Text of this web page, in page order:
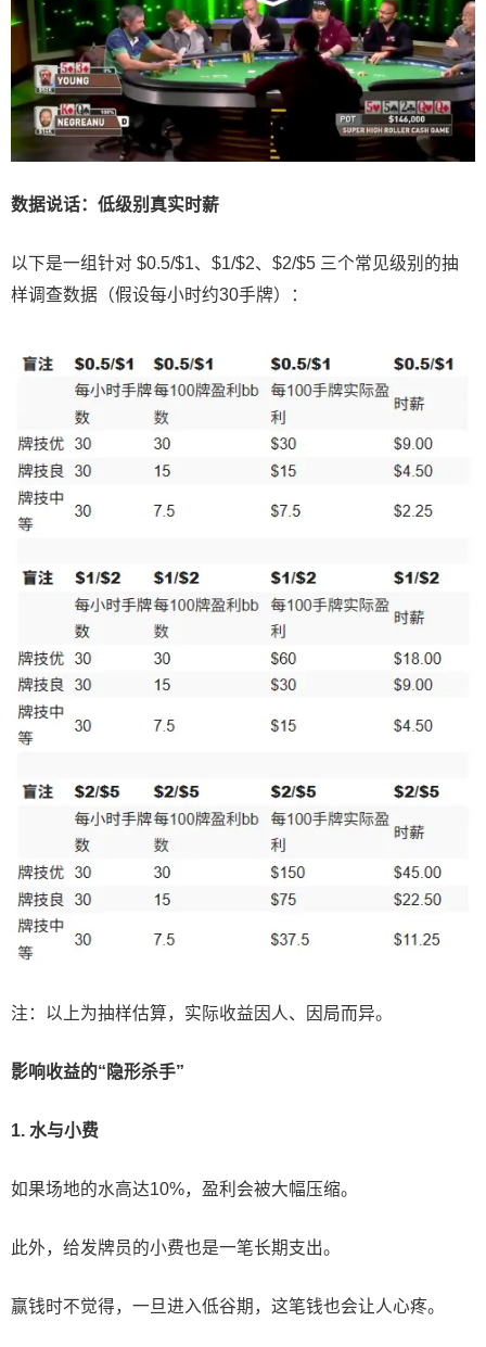
数据说话：低级别真实时薪
以下是一组针对 $0.5/$1、$1/$2、$2/$5 三个常见级别的抽
样调查数据（假设每小时约30手牌）：
注：以上为抽样估算，实际收益因人、因局而异。
影响收益的“隐形杀手”
1. 水与小费
如果场地的水高达10%，盈利会被大幅压缩。
此外，给发牌员的小费也是一笔长期支出。
赢钱时不觉得，一旦进入低谷期，这笔钱也会让人心疼。